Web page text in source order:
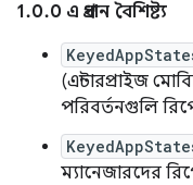
1.0.0 এ প্রধান বৈশিষ্ট্য
(এন্টারপ্রাইজ
পরিবর্তনগুলি
ম্যানেজারদের